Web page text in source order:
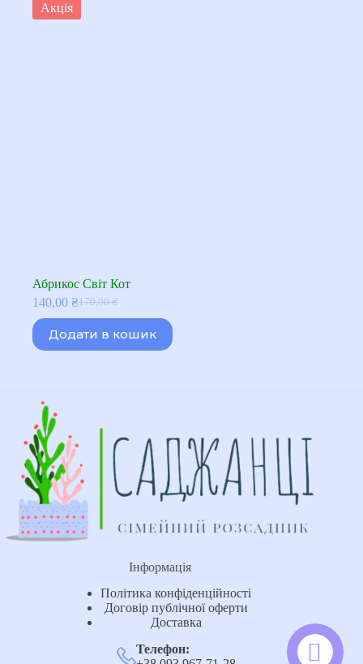
Акція
Абрикос Світ Кот
170,00₴
Оригінальна
ціна:
170,00 ₴.
140,00 ₴Поточна
ціна:
140,00 ₴.
Додати в кошик
Інформація
Політика конфіденційності
Договір публічної оферти
Доставка
Телефон: